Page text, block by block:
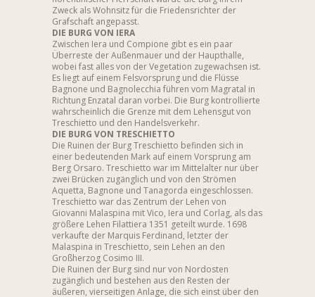
Zweck als Wohnsitz für die Friedensrichter der
Grafschaft angepasst.
DIE BURG VON IERA
Zwischen Iera und Compione gibt es ein paar
Überreste der Außenmauer und der Haupthalle,
wobei fast alles von der Vegetation zugewachsen ist.
Es liegt auf einem Felsvorsprung und die Flüsse
Bagnone und Bagnolecchia führen vom Magratal in
Richtung Enzatal daran vorbei. Die Burg kontrollierte
wahrscheinlich die Grenze mit dem Lehensgut von
Treschietto und den Handelsverkehr.
DIE BURG VON TRESCHIETTO
Die Ruinen der Burg Treschietto befinden sich in
einer bedeutenden Mark auf einem Vorsprung am
Berg Orsaro. Treschietto war im Mittelalter nur über
zwei Brücken zugänglich und von den Strömen
Aquetta, Bagnone und Tanagorda eingeschlossen.
Treschietto war das Zentrum der Lehen von
Giovanni Malaspina mit Vico, Iera und Corlag, als das
größere Lehen Filattiera 1351 geteilt wurde. 1698
verkaufte der Marquis Ferdinand, letzter der
Malaspina in Treschietto, sein Lehen an den
Großherzog Cosimo III.
Die Ruinen der Burg sind nur von Nordosten
zugänglich und bestehen aus den Resten der
äußeren, vierseitigen Anlage, die sich einst über den